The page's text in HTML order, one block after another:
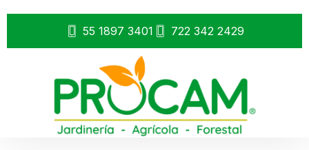
55 1897 3401 722 342 2429